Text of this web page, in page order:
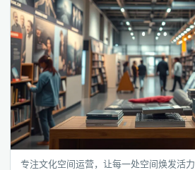
专注文化空间运营，让每一处空间焕发活力